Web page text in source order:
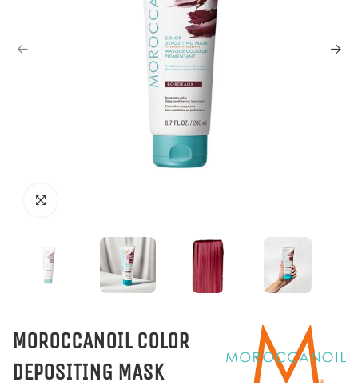
MOROCCANOIL COLOR
DEPOSITING MASK